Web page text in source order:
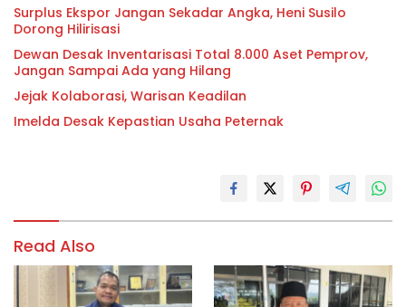
Surplus Ekspor Jangan Sekadar Angka, Heni Susilo
Dorong Hilirisasi
Dewan Desak Inventarisasi Total 8.000 Aset Pemprov,
Jangan Sampai Ada yang Hilang
Jejak Kolaborasi, Warisan Keadilan
Imelda Desak Kepastian Usaha Peternak
Read Also